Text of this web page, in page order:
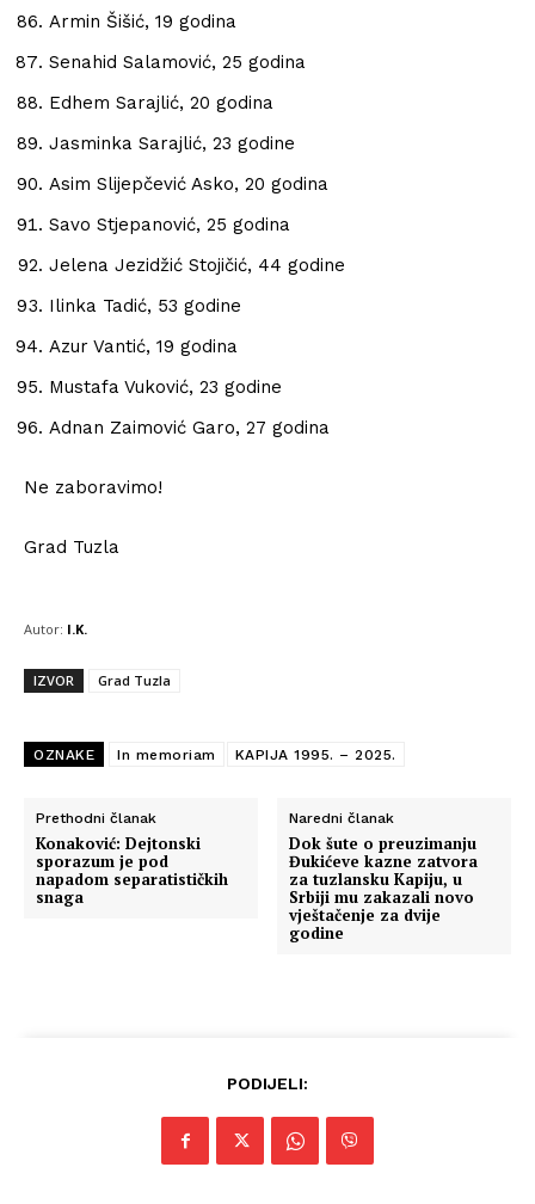
Info
Armin Šišić, 19 godina
Senahid Salamović, 25 godina
Edhem Sarajlić, 20 godina
Jasminka Sarajlić, 23 godine
Asim Slijepčević Asko, 20 godina
Savo Stjepanović, 25 godina
Jelena Jezidžić Stojičić, 44 godine
Ilinka Tadić, 53 godine
Azur Vantić, 19 godina
Mustafa Vuković, 23 godine
Adnan Zaimović Garo, 27 godina
Ne zaboravimo!
Grad Tuzla
Autor: I.K.
IZVOR Grad Tuzla
OZNAKE In memoriam KAPIJA 1995. – 2025.
Prethodni članak
Konaković: Dejtonski
sporazum je pod
napadom separatističkih
snaga
Naredni članak
Dok šute o preuzimanju
Đukićeve kazne zatvora
za tuzlansku Kapiju, u
Srbiji mu zakazali novo
vještačenje za dvije
godine
PODIJELI: